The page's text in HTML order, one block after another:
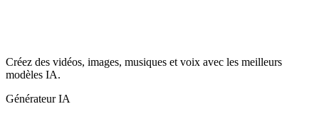
Créez des vidéos, images, musiques et voix avec les meilleurs
modèles IA.
Générateur IA